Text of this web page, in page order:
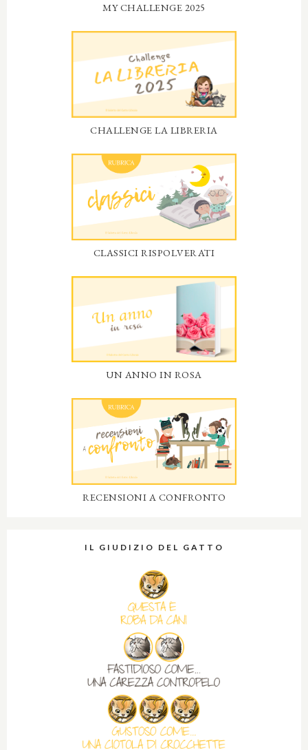
MY CHALLENGE 2025
CHALLENGE LA LIBRERIA
CLASSICI RISPOLVERATI
UN ANNO IN ROSA
RECENSIONI A CONFRONTO
IL GIUDIZIO DEL GATTO